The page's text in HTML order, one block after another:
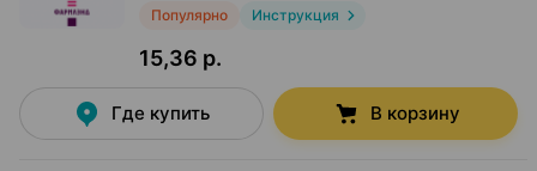
Популярно Инструкция
15,36 р.
Где купить В корзину